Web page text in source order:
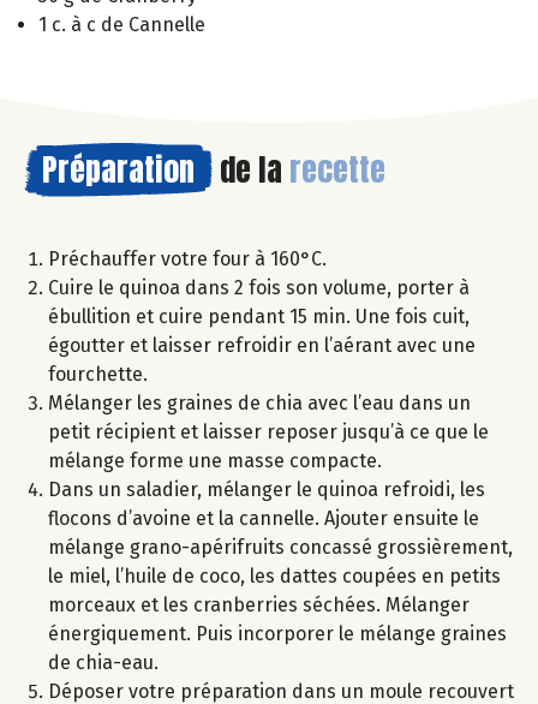
1 c. à c de Cannelle
Préparation de la recette
Préchauffer votre four à 160°C.
Cuire le quinoa dans 2 fois son volume, porter à
ébullition et cuire pendant 15 min. Une fois cuit,
égoutter et laisser refroidir en l’aérant avec une
fourchette.
Mélanger les graines de chia avec l’eau dans un
petit récipient et laisser reposer jusqu’à ce que le
mélange forme une masse compacte.
Dans un saladier, mélanger le quinoa refroidi, les
flocons d’avoine et la cannelle. Ajouter ensuite le
mélange grano-apérifruits concassé grossièrement,
le miel, l’huile de coco, les dattes coupées en petits
morceaux et les cranberries séchées. Mélanger
énergiquement. Puis incorporer le mélange graines
de chia-eau.
Déposer votre préparation dans un moule recouvert